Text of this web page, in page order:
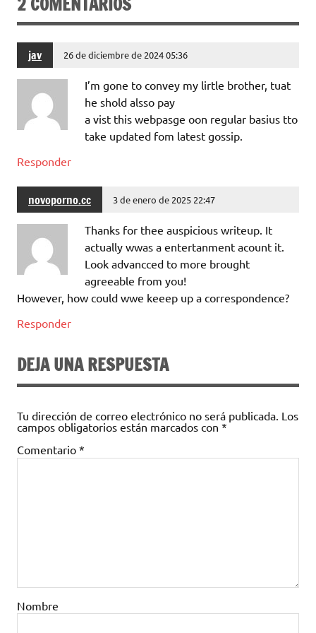
jav 26 de diciembre de 2024 05:36
I’m gone to convey my lirtle brother, tuat
he shold alsso pay
a vist this webpasge oon regular basius tto
take updated fom latest gossip.
Responder
novoporno.cc 3 de enero de 2025 22:47
Thanks for thee auspicious writeup. It
actually wwas a entertanment acount it.
Look advancced to more brought
agreeable from you!
However, how could wwe keeep up a correspondence?
Responder
DEJA UNA RESPUESTA
Tu dirección de correo electrónico no será publicada. Los
campos obligatorios están marcados con *
Comentario *
Nombre